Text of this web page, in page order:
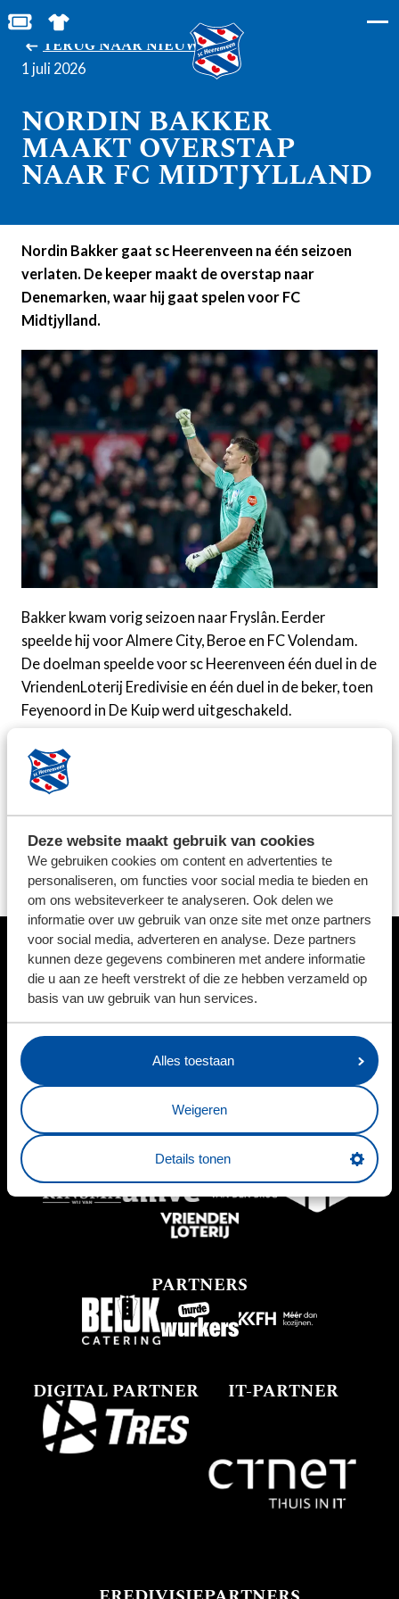
Deze website maakt gebruik van cookies
We gebruiken cookies om content en advertenties te
personaliseren, om functies voor social media te bieden en
om ons websiteverkeer te analyseren. Ook delen we
informatie over uw gebruik van onze site met onze partners
voor social media, adverteren en analyse. Deze partners
kunnen deze gegevens combineren met andere informatie
die u aan ze heeft verstrekt of die ze hebben verzameld op
basis van uw gebruik van hun services.
Alles toestaan
Weigeren
Details tonen
BESTEL JOUW TICKETS
SHOP IN DE FEANSTORE
TERUG NAAR NIEUWS
1 juli 2026
NORDIN BAKKER
MAAKT OVERSTAP
NAAR FC MIDTJYLLAND
Nordin Bakker gaat sc Heerenveen na één seizoen
verlaten. De keeper maakt de overstap naar
Denemarken, waar hij gaat spelen voor FC
Midtjylland.
Bakker kwam vorig seizoen naar Fryslân. Eerder
speelde hij voor Almere City, Beroe en FC Volendam.
De doelman speelde voor sc Heerenveen één duel in de
VriendenLoterij Eredivisie en één duel in de beker, toen
Feyenoord in De Kuip werd uitgeschakeld.
"Vorig seizoen, aan het einde van de voorbereiding,
wilden wij er nog een extra keeper bij halen. Toen kwam
Nordin in beeld, die op dat moment clubloos was", zo
vertelt technisch manager Johan Hansma. "Hij heeft bij
ons zijn rol goed ingevuld en stond er in de wedstrijden
dat hij er moest staan. We wensen Nordin veel succes
in zijn verdere carrière."
HOOFDSPONSOR
BUSINESSPARTNERS
PARTNERS
DIGITAL PARTNER IT-PARTNER